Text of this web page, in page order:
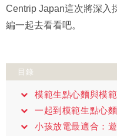
Centrip Japan這次將深入
編一起去看看吧。
目錄
模範生點心麵與模
一起到模範生點心
小孩放電最適合：